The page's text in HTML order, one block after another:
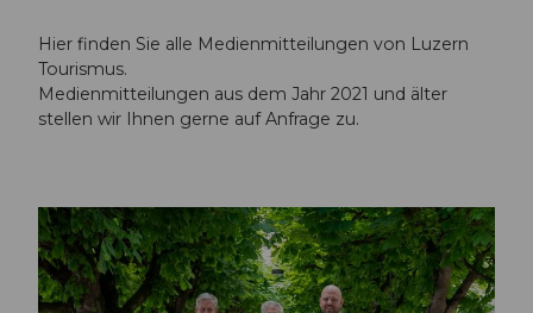
Hier finden Sie alle Medienmitteilungen von Luzern
Tourismus.
Medienmitteilungen aus dem Jahr 2021 und älter
stellen wir Ihnen gerne auf Anfrage zu.